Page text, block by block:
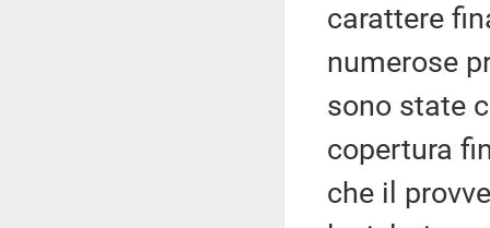
carattere
numerose
sono state
copertura
che il